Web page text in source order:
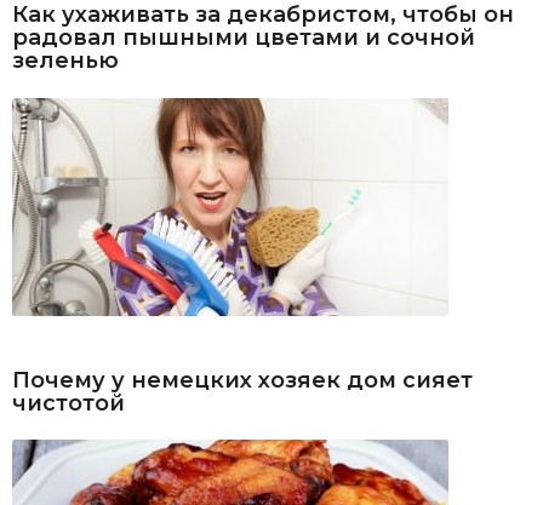
Как ухаживать за декабристом, чтобы он
радовал пышными цветами и сочной
зеленью
Почему у немецких хозяек дом сияет
чистотой